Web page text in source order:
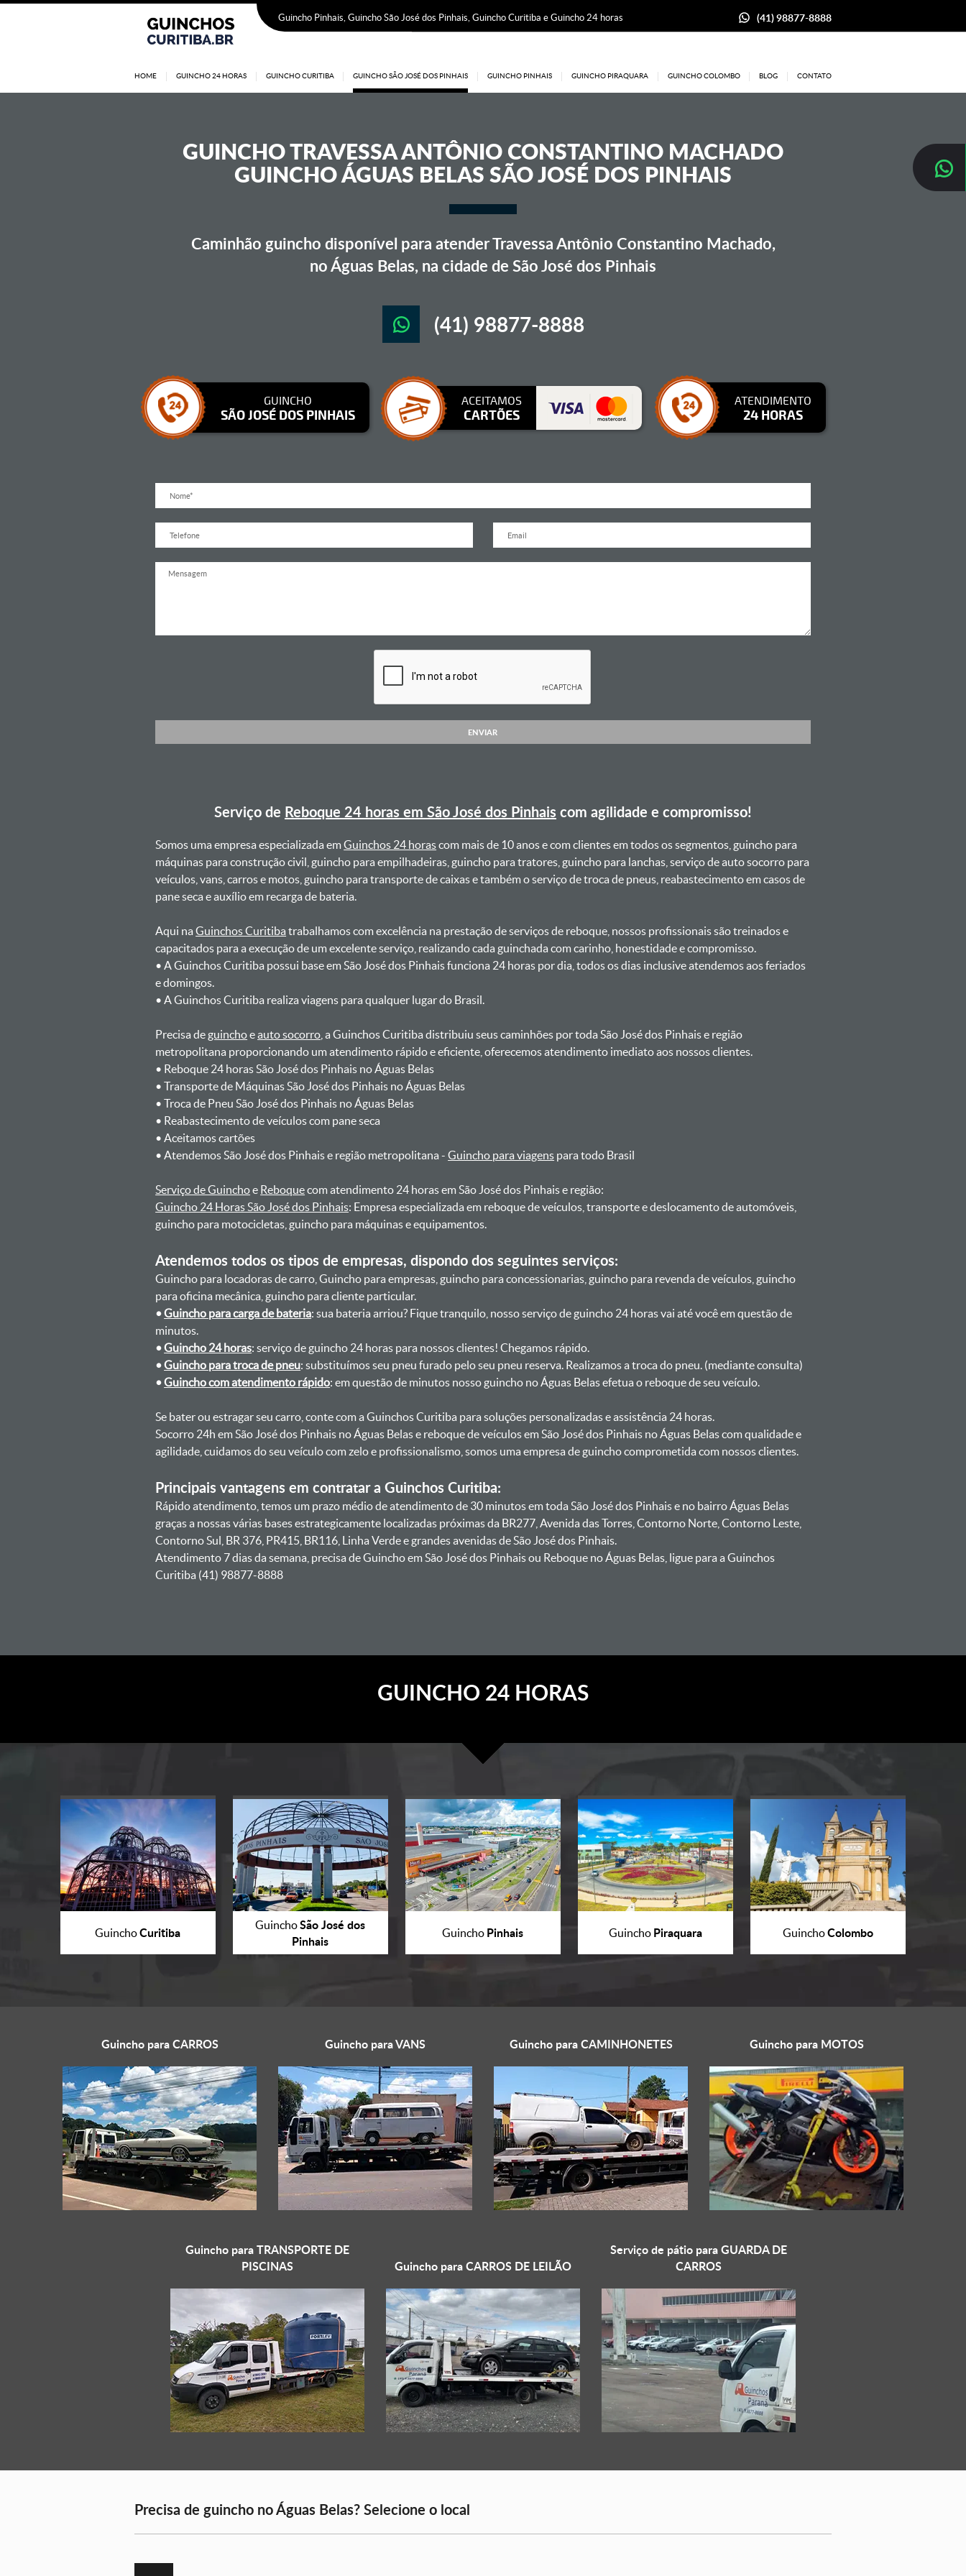
Guincho Pinhais, Guincho São José dos Pinhais, Guincho Curitiba e Guincho 24 horas (41) 98877-8888
HOME GUINCHO 24 HORAS GUINCHO CURITIBA GUINCHO SÃO JOSÉ DOS PINHAIS GUINCHO PINHAIS GUINCHO PIRAQUARA GUINCHO COLOMBO BLOG CONTATO
GUINCHOTRAVESSA ANTÔNIO CONSTANTINO MACHADO
GUINCHO ÁGUAS BELAS SÃO JOSÉ DOS PINHAIS
Caminhão guincho disponível para atender Travessa Antônio Constantino Machado,
no Águas Belas, na cidade de São José dos Pinhais
(41) 98877-8888
GUINCHO
SÃO JOSÉ DOS PINHAIS
ACEITAMOS
CARTÕES
ATENDIMENTO
24 HORAS
ENVIAR
Serviço de Reboque 24 horas em São José dos Pinhais com agilidade e compromisso!
Somos uma empresa especializada emGuinchos 24 horascom mais de 10 anos e com clientes em todos os segmentos, guincho para
máquinas para construção civil, guincho para empilhadeiras, guincho para tratores, guincho para lanchas, serviço de auto socorro para
veículos, vans, carros e motos, guincho para transporte de caixas e também o serviço de troca de pneus, reabastecimento em casos de
pane seca e auxílio em recarga de bateria. ㅤㅤ
Aqui naGuinchos Curitiba trabalhamos com excelência na prestação de serviços de reboque, nossos profissionais são treinados e
capacitados para a execução de um excelente serviço, realizando cada guinchada com carinho, honestidade e compromisso.
ㅤㅤ• A Guinchos Curitiba possui base em São José dos Pinhais funciona 24 horas por dia, todos os dias inclusive atendemos aos feriados
e domingos.
ㅤㅤ• A Guinchos Curitiba realiza viagens para qualquer lugar do Brasil.
Precisa de guinchoeauto socorro , a Guinchos Curitiba distribuiu seus caminhões por toda São José dos Pinhais e região
metropolitana proporcionando um atendimento rápido e eficiente, oferecemos atendimento imediato aos nossos clientes.
ㅤㅤ• Reboque 24 horas São José dos Pinhais no Águas Belas
ㅤㅤ• Transporte de Máquinas São José dos Pinhais no Águas Belas
ㅤㅤ• Troca de Pneu São José dos Pinhais no Águas Belas
ㅤㅤ• Reabastecimento de veículos com pane seca
ㅤㅤ• Aceitamos cartões
ㅤㅤ• Atendemos São José dos Pinhais e região metropolitana -Guincho para viagens para todo Brasil
Serviço de Guinchoe Reboquecom atendimento 24 horas em São José dos Pinhais e região:
Guincho 24 Horas São José dos Pinhais: Empresa especializada em reboque de veículos, transporte e deslocamento de automóveis,
guincho para motocicletas, guincho para máquinas e equipamentos.
Atendemos todos os tipos de empresas, dispondo dos seguintes serviços:
Guincho para locadoras de carro, Guincho para empresas, guincho para concessionarias, guincho para revenda de veículos, guincho
para oficina mecânica, guincho para cliente particular.
•Guincho para carga de bateria: sua bateria arriou? Fique tranquilo, nosso serviço de guincho 24 horas vai até você em questão de
minutos.
•Guincho 24 horas: serviço de guincho 24 horas para nossos clientes! Chegamos rápido.
•Guincho para troca de pneu: substituímos seu pneu furado pelo seu pneu reserva. Realizamos a troca do pneu. (mediante consulta)
•Guincho com atendimento rápido: em questão de minutos nosso guincho no Águas Belas efetua o reboque de seu veículo.
Se bater ou estragar seu carro, conte com a Guinchos Curitiba para soluções personalizadas e assistência 24 horas.
Socorro 24h em São José dos Pinhais no Águas Belas e reboque de veículos em São José dos Pinhais no Águas Belas com qualidade e
agilidade, cuidamos do seu veículo com zelo e profissionalismo, somos uma empresa de guincho comprometida com nossos clientes.
Principais vantagens em contratar a Guinchos Curitiba:
Rápido atendimento, temos um prazo médio de atendimento de 30 minutos em toda São José dos Pinhais e no bairro Águas Belas
graças a nossas várias bases estrategicamente localizadas próximas da BR277, Avenida das Torres, Contorno Norte, Contorno Leste,
Contorno Sul, BR 376, PR415, BR116, Linha Verde e grandes avenidas de São José dos Pinhais.
Atendimento 7 dias da semana, precisa de Guincho em São José dos Pinhais ou Reboque no Águas Belas, ligue para a Guinchos
Curitiba (41) 98877-8888
GUINCHO 24 HORAS
GuinchoCuritiba GuinchoSão José dos
Pinhais
Guincho Pinhais Guincho Piraquara GuinchoColombo
Guincho paraCARROS Guincho paraVANS Guincho paraCAMINHONETES Guincho para MOTOS
Guincho paraTRANSPORTE DE
PISCINAS
Guincho paraCARROS DE LEILÃO
Serviço de pátio paraGUARDA DE
CARROS
Precisa de guincho no Águas Belas? Selecione o local